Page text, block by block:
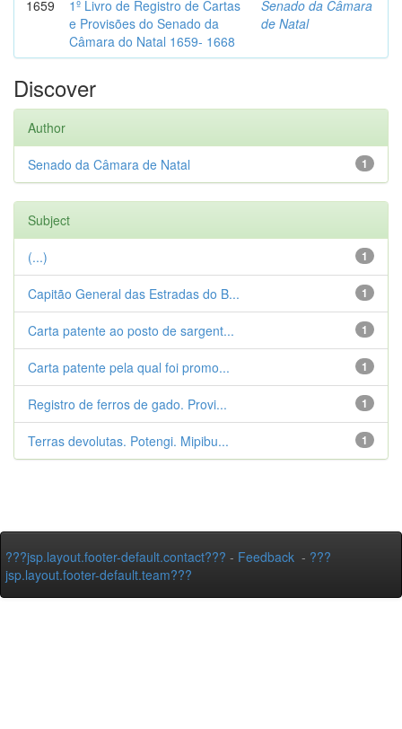
1659
1º Livro de Registro de Cartas
e Provisões do Senado da
Câmara do Natal 1659- 1668
Senado da Câmara
de Natal
Discover
Author
1
Senado da Câmara de Natal
Subject
1
(...)
1
Capitão General das Estradas do B...
1
Carta patente ao posto de sargent...
1
Carta patente pela qual foi promo...
1
Registro de ferros de gado. Provi...
1
Terras devolutas. Potengi. Mipibu...
???jsp.layout.footer-default.contact??? - Feedback - ???
jsp.layout.footer-default.team???